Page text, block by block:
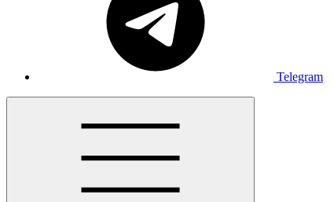
Telegram